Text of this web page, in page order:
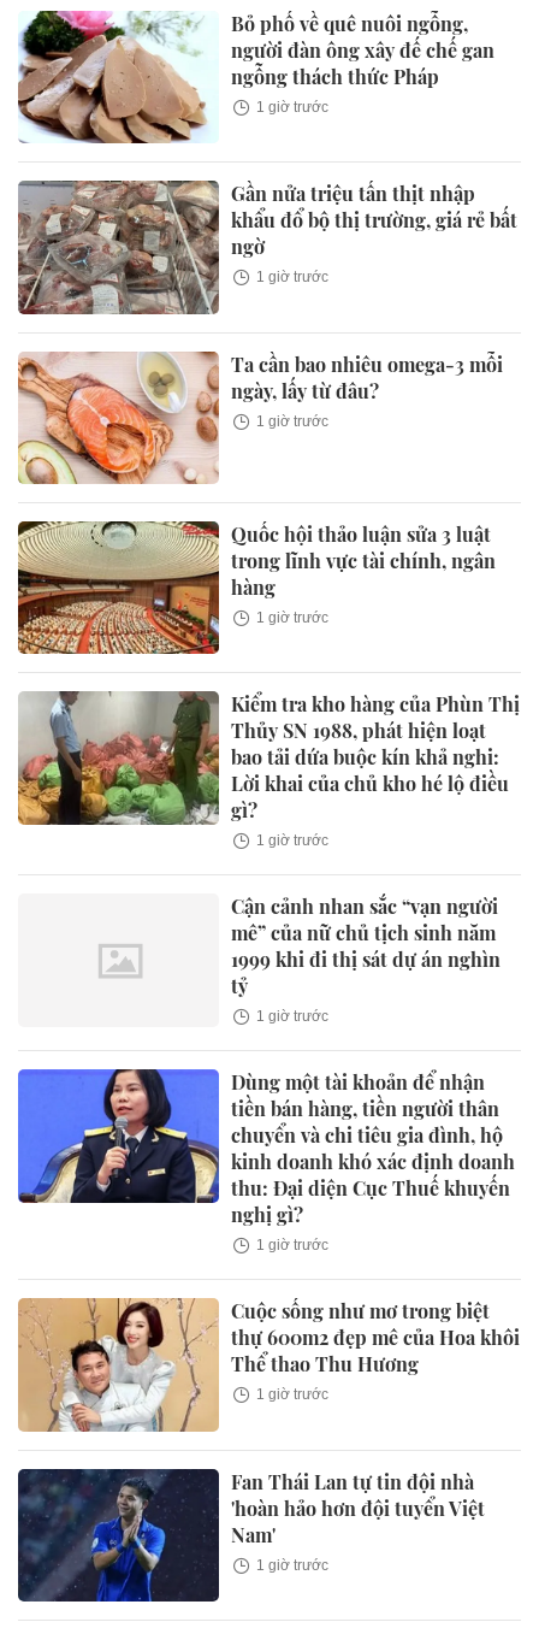
Bỏ phố về quê nuôi ngỗng,
người đàn ông xây đế chế gan
ngỗng thách thức Pháp
1 giờ trước
Gần nửa triệu tấn thịt nhập
khẩu đổ bộ thị trường, giá rẻ bất
ngờ
1 giờ trước
Ta cần bao nhiêu omega-3 mỗi
ngày, lấy từ đâu?
1 giờ trước
Quốc hội thảo luận sửa 3 luật
trong lĩnh vực tài chính, ngân
hàng
1 giờ trước
Kiểm tra kho hàng của Phùn Thị
Thủy SN 1988, phát hiện loạt
bao tải dứa buộc kín khả nghi:
Lời khai của chủ kho hé lộ điều
gì?
1 giờ trước
Cận cảnh nhan sắc “vạn người
mê” của nữ chủ tịch sinh năm
1999 khi đi thị sát dự án nghìn
tỷ
1 giờ trước
Dùng một tài khoản để nhận
tiền bán hàng, tiền người thân
chuyển và chi tiêu gia đình, hộ
kinh doanh khó xác định doanh
thu: Đại diện Cục Thuế khuyến
nghị gì?
1 giờ trước
Cuộc sống như mơ trong biệt
thự 600m2 đẹp mê của Hoa khôi
Thể thao Thu Hương
1 giờ trước
Fan Thái Lan tự tin đội nhà
'hoàn hảo hơn đội tuyển Việt
Nam'
1 giờ trước